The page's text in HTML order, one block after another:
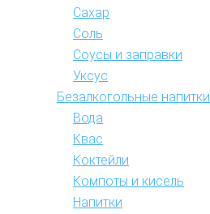
Сахар
Соль
Соусы и заправки
Уксус
Безалкогольные напитки
Вода
Квас
Коктейли
Компоты и кисель
Напитки